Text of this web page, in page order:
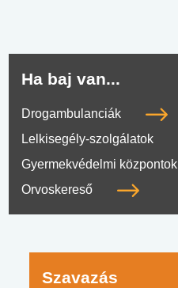
Ha baj van...
Drogambulanciák
Lelkisegély-szolgálatok
Gyermekvédelmi központok
Orvoskereső
Szavazás